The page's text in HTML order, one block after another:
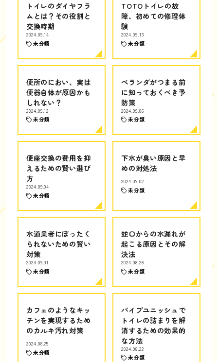
トイレのダイヤフラ
ムとは？その役割と
交換時期
2024.09.14
未分類
TOTOトイレの故
障、初めての修理体
験
2024.09.13
未分類
便所のにおい、実は
便器自体が原因かも
しれない？
2024.09.12
未分類
ベランダがつまる前
に知っておくべき予
防策
2024.09.06
未分類
便座交換の費用を抑
えるための賢い選び
方
2024.09.04
未分類
下水が臭い原因と早
めの対処法
2024.09.02
未分類
水道業者にぼったく
られないための賢い
対策
2024.09.01
未分類
蛇口からの水漏れが
起こる原因とその解
決法
2024.08.28
未分類
カフェのようなキッ
チンを実現するため
のカルキ汚れ対策
2024.08.25
未分類
パイプユニッシュで
トイレの詰まりを解
消するための効果的
な方法
2024.08.22
未分類